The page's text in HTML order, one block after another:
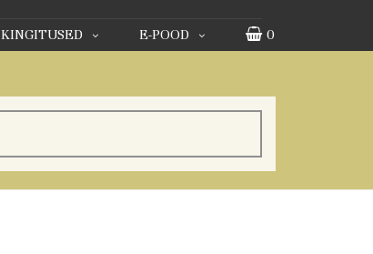
KINGITUSED E-POOD 0